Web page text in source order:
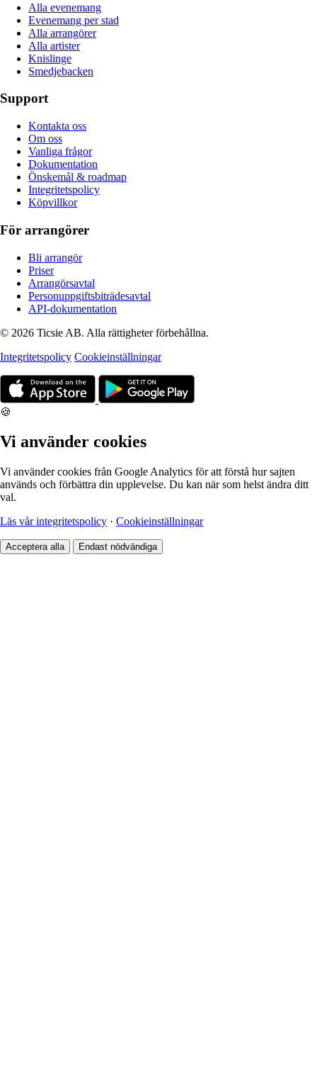
Alla evenemang
Evenemang per stad
Alla arrangörer
Alla artister
Knislinge
Smedjebacken
Support
Kontakta oss
Om oss
Vanliga frågor
Dokumentation
Önskemål & roadmap
Integritetspolicy
Köpvillkor
För arrangörer
Bli arrangör
Priser
Arrangörsavtal
Personuppgiftsbiträdesavtal
API-dokumentation
© 2026 Ticsie AB. Alla rättigheter förbehållna.
Integritetspolicy Cookieinställningar
🍪
Vi använder cookies
Vi använder cookies från Google Analytics för att förstå hur sajten
används och förbättra din upplevelse. Du kan när som helst ändra ditt
val.
Läs vår integritetspolicy · Cookieinställningar
Acceptera alla Endast nödvändiga